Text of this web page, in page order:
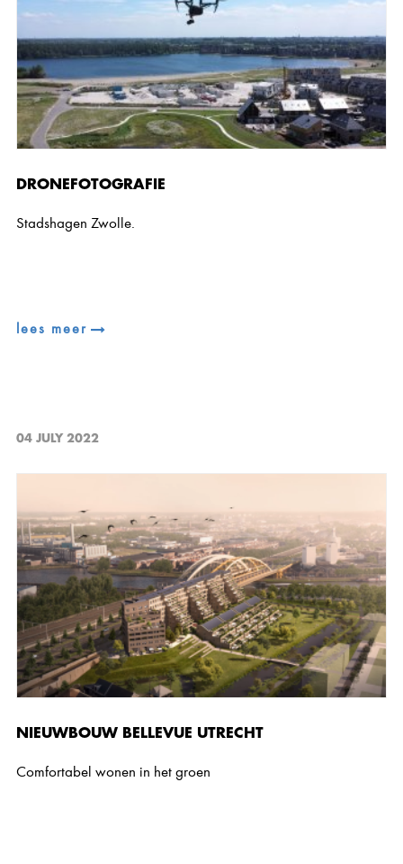
DRONEFOTOGRAFIE
Stadshagen Zwolle.
lees meer
04 JULY 2022
NIEUWBOUW BELLEVUE UTRECHT
Comfortabel wonen in het groen